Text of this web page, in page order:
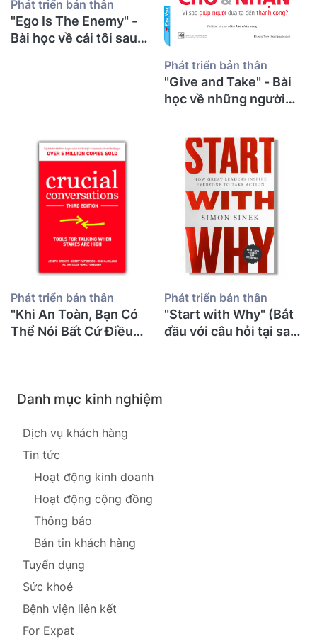
Phát triển bản thân
"Ego Is The Enemy" -
Bài học về cái tôi sau
Phát triển bản thân
"Give and Take" - Bài
học về những người
Phát triển bản thân
"Khi An Toàn, Bạn Có
Thể Nói Bất Cứ Điều
Conversations" Và Ước
Gì Mình Biết Điều Này
Sớm Hơn Để Không
Suýt Mất Con
Phát triển bản thân
"Start with Why" (Bắt
đầu với câu hỏi tại sao)
Danh mục kinh nghiệm
Dịch vụ khách hàng
Tin tức
Hoạt động kinh doanh
Hoạt động cộng đồng
Thông báo
Bản tin khách hàng
Tuyển dụng
Sức khoẻ
Bệnh viện liên kết
For Expat